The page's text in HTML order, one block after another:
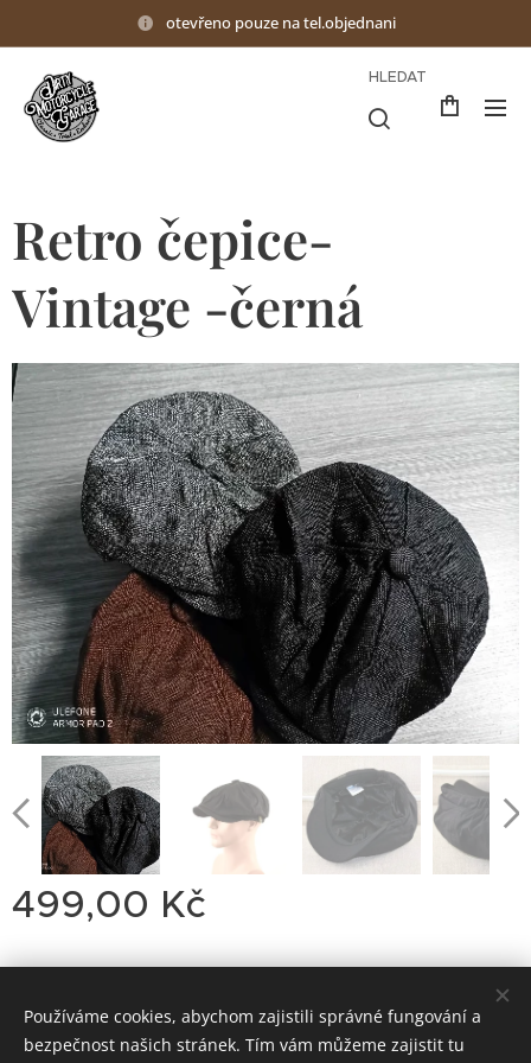
otevřeno pouze na tel.objednani
HLEDAT
Retro čepice-
Vintage -černá
499,00 Kč
DirtyMotorcycleGarage
Classic Trial-Enduro
Cookies
Používáme cookies, abychom zajistili správné fungování a
bezpečnost našich stránek. Tím vám můžeme zajistit tu